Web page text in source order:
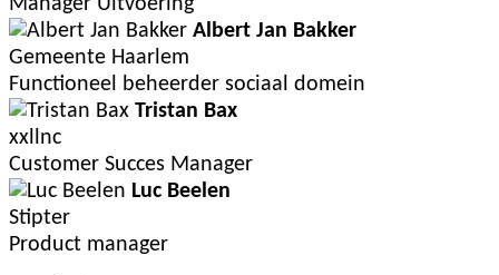
Manager Uitvoering
Albert Jan Bakker
Gemeente Haarlem
Functioneel beheerder sociaal domein
Tristan Bax
xxllnc
Customer Succes Manager
Luc Beelen
Stipter
Product manager